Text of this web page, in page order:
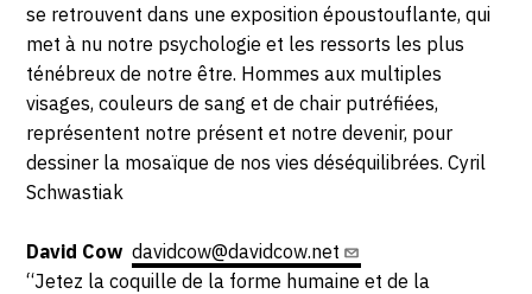
se retrouvent dans une exposition époustouflante, qui
met à nu notre psychologie et les ressorts les plus
ténébreux de notre être. Hommes aux multiples
visages, couleurs de sang et de chair putréfiées,
représentent notre présent et notre devenir, pour
dessiner la mosaïque de nos vies déséquilibrées.Cyril
Schwastiak
David Cowdavidcow@davidcow.net
“Jetez la coquille de la forme humaine et de la